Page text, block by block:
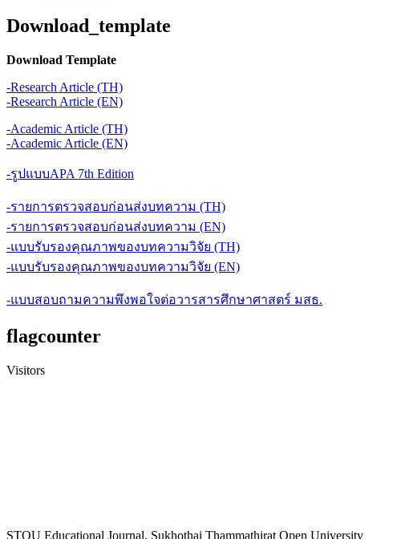
Download_template
Download Template
-Research Article (TH)
-Research Article (EN)
-Academic Article (TH)
-Academic Article (EN)
-รูปแบบAPA 7th Edition
-รายการตรวจสอบก่อนส่งบทความ (TH)
-รายการตรวจสอบก่อนส่งบทความ (EN)
-แบบรับรองคุณภาพของบทความวิจัย (TH)
-แบบรับรองคุณภาพของบทความวิจัย (EN)
-แบบสอบถามความพึงพอใจต่อวารสารศึกษาศาสตร์ มสธ.
flagcounter
Visitors
STOU Educational Journal, Sukhothai Thammathirat Open University